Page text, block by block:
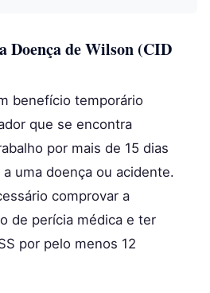
Doença de Wilson (CID
benefício temporário
que se encontra
por mais de 15 dias
uma doença ou acidente.
comprovar a
de perícia médica e ter
por pelo menos 12